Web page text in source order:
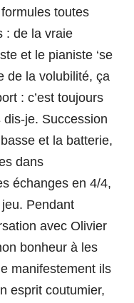
toutes
: de la vraie
et le pianiste ‘se
de la volubilité, ça
: c’est toujours
je. Succession
et la batterie,
dans
échanges en 4/4,
Pendant
avec Olivier
n bonheur à les
manifestement ils
esprit coutumier,